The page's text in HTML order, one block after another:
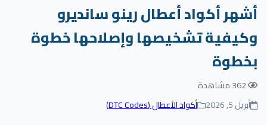
أشهر أكواد أعطال رينو سانديرو
وكيفية تشخيصها وإصلاحها خطوة
بخطوة
أبريل 5, 2026 أكواد الأعطال (DTC Codes)